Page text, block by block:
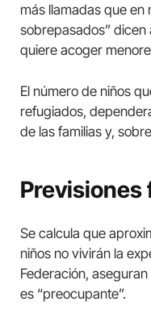
más llamadas que en
sobrepasados” dicen
quiere acoger
El número de niños
refugiados,
de las familias y,
Previsiones
Se calcula que
niños no vivirán la
Federación,
es “preocupante”.